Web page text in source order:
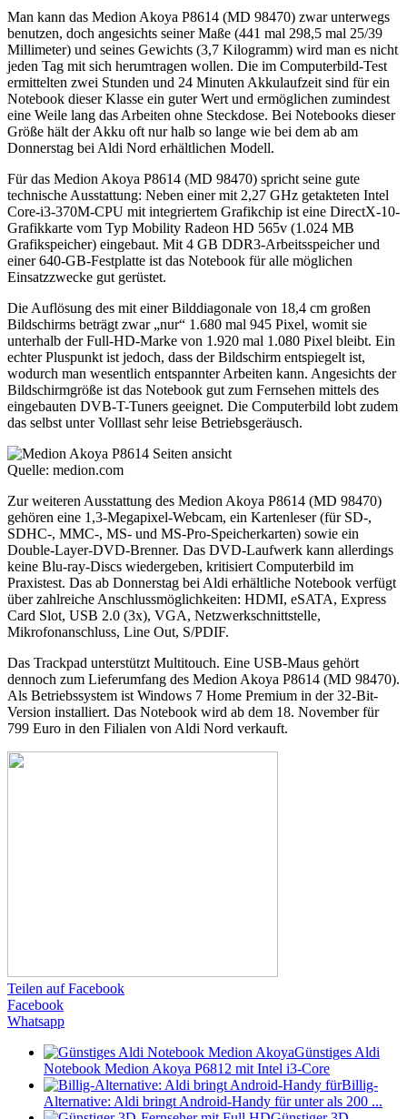
Man kann das Medion Akoya P8614 (MD 98470) zwar unterwegs
benutzen, doch angesichts seiner Maße (441 mal 298,5 mal 25/39
Millimeter) und seines Gewichts (3,7 Kilogramm) wird man es nicht
jeden Tag mit sich herumtragen wollen. Die im Computerbild-Test
ermittelten zwei Stunden und 24 Minuten Akkulaufzeit sind für ein
Notebook dieser Klasse ein guter Wert und ermöglichen zumindest
eine Weile lang das Arbeiten ohne Steckdose. Bei Notebooks dieser
Größe hält der Akku oft nur halb so lange wie bei dem ab am
Donnerstag bei Aldi Nord erhältlichen Modell.
Für das Medion Akoya P8614 (MD 98470) spricht seine gute
technische Ausstattung: Neben einer mit 2,27 GHz getakteten Intel
Core-i3-370M-CPU mit integriertem Grafikchip ist eine DirectX-10-
Grafikkarte vom Typ Mobility Radeon HD 565v (1.024 MB
Grafikspeicher) eingebaut. Mit 4 GB DDR3-Arbeitsspeicher und
einer 640-GB-Festplatte ist das Notebook für alle möglichen
Einsatzzwecke gut gerüstet.
Die Auflösung des mit einer Bilddiagonale von 18,4 cm großen
Bildschirms beträgt zwar „nur“ 1.680 mal 945 Pixel, womit sie
unterhalb der Full-HD-Marke von 1.920 mal 1.080 Pixel bleibt. Ein
echter Pluspunkt ist jedoch, dass der Bildschirm entspiegelt ist,
wodurch man wesentlich entspannter Arbeiten kann. Angesichts der
Bildschirmgröße ist das Notebook gut zum Fernsehen mittels des
eingebauten DVB-T-Tuners geeignet. Die Computerbild lobt zudem
das selbst unter Volllast sehr leise Betriebsgeräusch.
Quelle: medion.com
Zur weiteren Ausstattung des Medion Akoya P8614 (MD 98470)
gehören eine 1,3-Megapixel-Webcam, ein Kartenleser (für SD-,
SDHC-, MMC-, MS- und MS-Pro-Speicherkarten) sowie ein
Double-Layer-DVD-Brenner. Das DVD-Laufwerk kann allerdings
keine Blu-ray-Discs wiedergeben, kritisiert Computerbild im
Praxistest. Das ab Donnerstag bei Aldi erhältliche Notebook verfügt
über zahlreiche Anschlussmöglichkeiten: HDMI, eSATA, Express
Card Slot, USB 2.0 (3x), VGA, Netzwerkschnittstelle,
Mikrofonanschluss, Line Out, S/PDIF.
Das Trackpad unterstützt Multitouch. Eine USB-Maus gehört
dennoch zum Lieferumfang des Medion Akoya P8614 (MD 98470).
Als Betriebssystem ist Windows 7 Home Premium in der 32-Bit-
Version installiert. Das Notebook wird ab dem 18. November für
799 Euro in den Filialen von Aldi Nord verkauft.
Teilen auf Facebook
Facebook
Whatsapp
Günstiges Aldi
Notebook Medion Akoya P6812 mit Intel i3-Core
Billig-
Alternative: Aldi bringt Android-Handy für unter als 200 ...